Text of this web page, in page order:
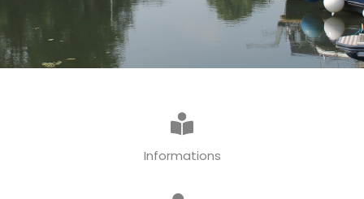
Informations